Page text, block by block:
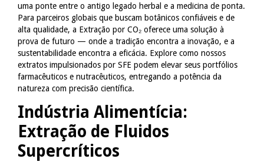
uma ponte entre o antigo legado herbal e a medicina de ponta.
Para parceiros globais que buscam botânicos confiáveis e de
alta qualidade, a Extração por CO₂ oferece uma solução à
prova de futuro — onde a tradição encontra a inovação, e a
sustentabilidade encontra a eficácia. Explore como nossos
extratos impulsionados por SFE podem elevar seus portfólios
farmacêuticos e nutracêuticos, entregando a potência da
natureza com precisão científica.
Indústria Alimentícia:
Extração de Fluidos
Supercríticos